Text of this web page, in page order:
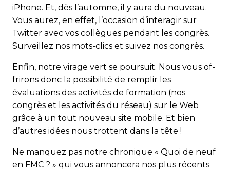
iPhone. Et, dès l’automne, il y aura du nouveau.
Vous aurez, en effet, l’occasion d’interagir sur
Twitter avec vos collègues pendant les congrès.
Surveillez nos mots-clics et suivez nos congrès.
Enfin, notre virage vert se poursuit. Nous vous of­
frirons donc la possibilité de remplir les
évaluations des activités de formation (nos
congrès et les activités du réseau) sur le Web
grâce à un tout nou­veau site mobile. Et bien
d’autres idées nous trottent dans la tête !
Ne manquez pas notre chronique « Quoi de neuf
en FMC ? » qui vous annoncera nos plus récents